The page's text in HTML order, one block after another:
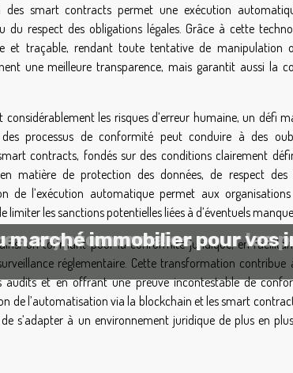
des smart contracts permet une exécution
respect des obligations légales. Grâce à cette
et traçable, rendant toute tentative de manipulation
une meilleure transparence, mais garantit aussi la
les risques d’erreur humaine, un défi
processus de conformité peut conduire à des
contracts, fondés sur des conditions clairement
matière de protection des données, de respect
de l’exécution automatique permet aux
limiter les sanctions potentielles liées à d’éventuels
un tournant pour la conformité juridique, en
réglementaire. Cette transformation contribue
et en offrant une preuve incontestable de
de l’automatisation via la blockchain et les smart
s’adapter à un environnement juridique de plus en
cryptomonnaies pour les
immobilier pour vos